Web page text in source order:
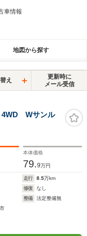
車情報
地図から探す
え
更新時に
メール受信
4WD Wサンル
本体価格
79.9万円
走行 8.5万km
修復
なし
整備
法定整備無